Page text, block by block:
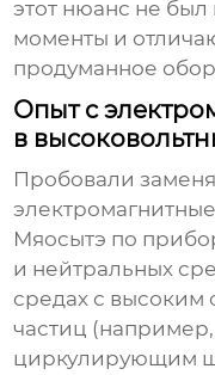
этот нюанс не
моменты и
продуманное
Опыт с
в
Пробовали
Мяосытэ по
и нейтральных
средах с
частиц
циркулирующим